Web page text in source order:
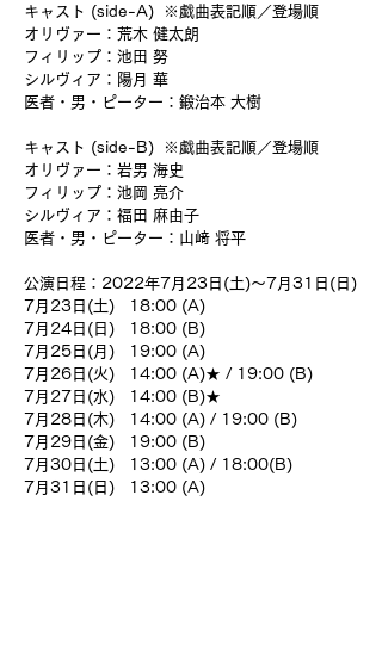
キャスト (side-A) ※戯曲表記順／登場順
オリヴァー：荒木 健太朗
フィリップ：池田 努
シルヴィア：陽月 華
医者・男・ピーター：鍛治本 大樹
キャスト (side-B) ※戯曲表記順／登場順
オリヴァー：岩男 海史
フィリップ：池岡 亮介
シルヴィア：福田 麻由子
医者・男・ピーター：山﨑 将平
公演日程：2022年7月23日(土)〜7月31日(日)
7月23日(土) 18:00 (A)
7月24日(日) 18:00 (B)
7月25日(月) 19:00 (A)
7月26日(火) 14:00 (A)★ / 19:00 (B)
7月27日(水) 14:00 (B)★
7月28日(木) 14:00 (A) / 19:00 (B)
7月29日(金) 19:00 (B)
7月30日(土) 13:00 (A) / 18:00(B)
7月31日(日) 13:00 (A)